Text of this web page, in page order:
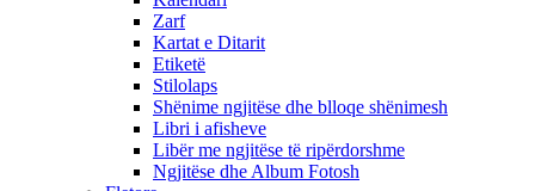
Zarf
Kartat e Ditarit
Etiketë
Stilolaps
Shënime ngjitëse dhe blloqe shënimesh
Libri i afisheve
Libër me ngjitëse të ripërdorshme
Ngjitëse dhe Album Fotosh